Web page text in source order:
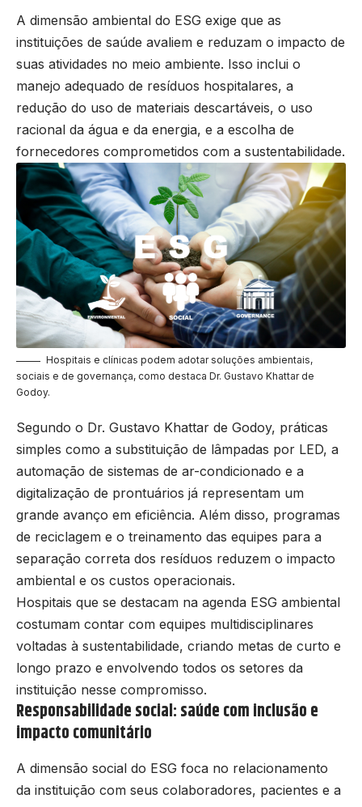
A dimensão ambiental do ESG exige que as
instituições de saúde avaliem e reduzam o impacto de
suas atividades no meio ambiente. Isso inclui o
manejo adequado de resíduos hospitalares, a
redução do uso de materiais descartáveis, o uso
racional da água e da energia, e a escolha de
fornecedores comprometidos com a sustentabilidade.
Hospitais e clínicas podem adotar soluções ambientais,
sociais e de governança, como destaca Dr. Gustavo Khattar de
Godoy.
Segundo o Dr. Gustavo Khattar de Godoy, práticas
simples como a substituição de lâmpadas por LED, a
automação de sistemas de ar-condicionado e a
digitalização de prontuários já representam um
grande avanço em eficiência. Além disso, programas
de reciclagem e o treinamento das equipes para a
separação correta dos resíduos reduzem o impacto
ambiental e os custos operacionais.
Hospitais que se destacam na agenda ESG ambiental
costumam contar com equipes multidisciplinares
voltadas à sustentabilidade, criando metas de curto e
longo prazo e envolvendo todos os setores da
instituição nesse compromisso.
Responsabilidade social: saúde com inclusão e
impacto comunitário
A dimensão social do ESG foca no relacionamento
da instituição com seus colaboradores, pacientes e a